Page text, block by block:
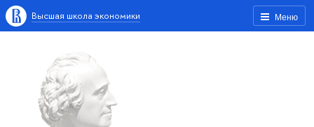
Меню
Высшая школа экономики